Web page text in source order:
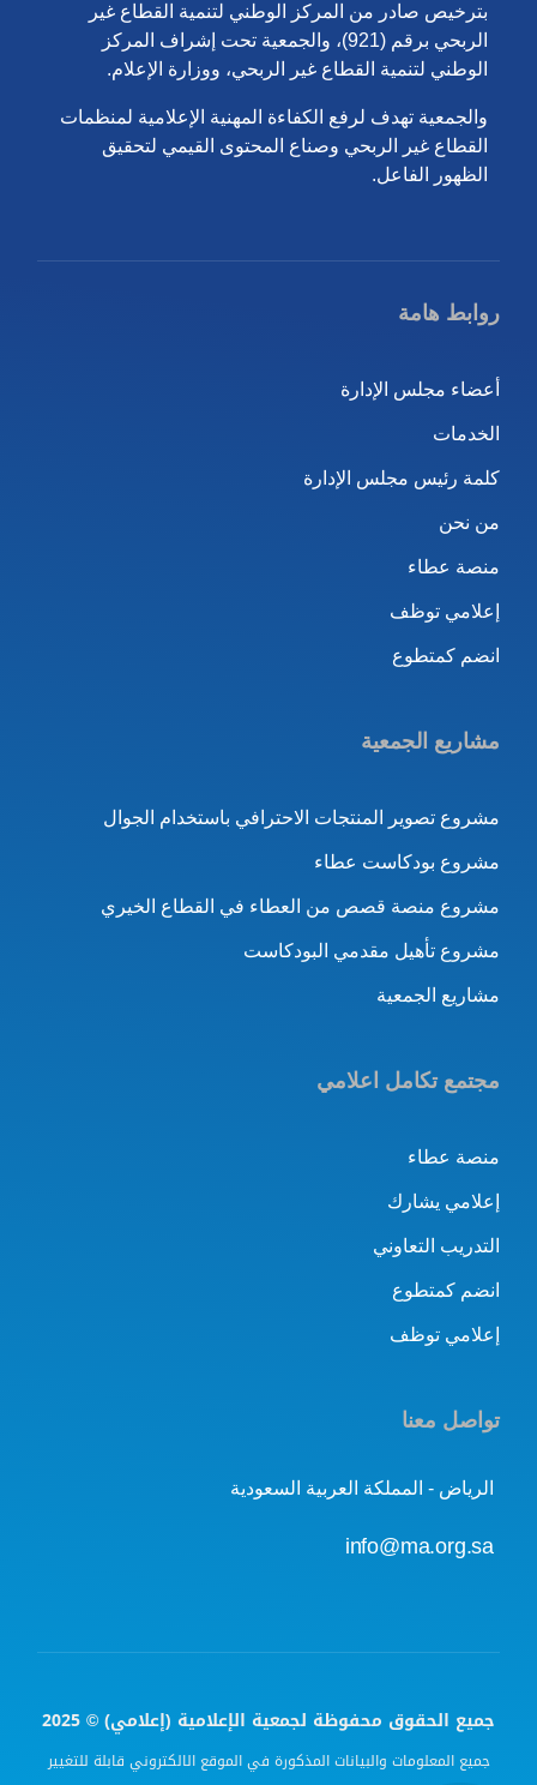
بترخيص صادر من المركز الوطني لتنمية القطاع غير
الربحي برقم (921)، والجمعية تحت إشراف المركز
الوطني لتنمية القطاع غير الربحي، ووزارة الإعلام.
والجمعية تهدف لرفع الكفاءة المهنية الإعلامية لمنظمات
القطاع غير الربحي وصناع المحتوى القيمي لتحقيق
الظهور الفاعل.
روابط هامة
أعضاء مجلس الإدارة
الخدمات
كلمة رئيس مجلس الإدارة
من نحن
منصة عطاء
إعلامي توظف
انضم كمتطوع
مشاريع الجمعية
مشروع تصوير المنتجات الاحترافي باستخدام الجوال
مشروع بودكاست عطاء
مشروع منصة قصص من العطاء في القطاع الخيري
مشروع تأهيل مقدمي البودكاست
مشاريع الجمعية
مجتمع تكامل اعلامي
منصة عطاء
إعلامي يشارك
التدريب التعاوني
انضم كمتطوع
إعلامي توظف
تواصل معنا
الرياض - المملكة العربية السعودية
info@ma.org.sa
جميع الحقوق محفوظة لجمعية الإعلامية (إعلامي) © 2025
جميع المعلومات والبيانات المذكورة في الموقع الالكتروني قابلة للتغيير